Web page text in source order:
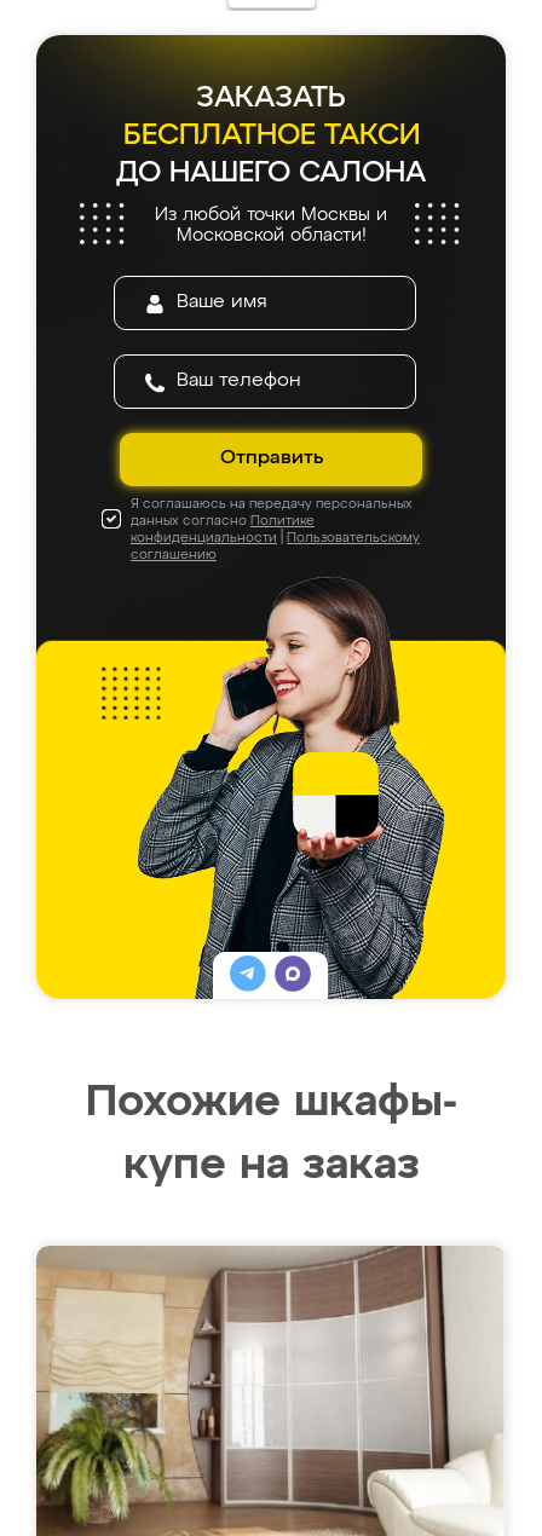
ЗАКАЗАТЬ
БЕСПЛАТНОЕ ТАКСИ
ДО НАШЕГО САЛОНА
Из любой точки Москвы и
Московской области!
Отправить
Я соглашаюсь на передачу персональных
данных согласно Политике
конфиденциальности
Пользовательскому
соглашению
Похожие шкафы-
купе на заказ